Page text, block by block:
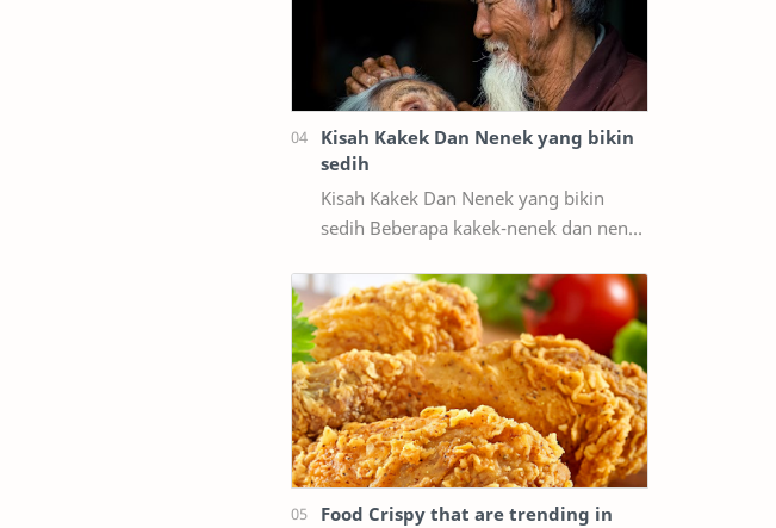
Kisah Kakek Dan Nenek yang bikin
sedih
Kisah Kakek Dan Nenek yang bikin
sedih Beberapa kakek-nenek dan nenek
untuk mencari hadiah untuk cucu Anda.
Kemu…
Food Crispy that are trending in